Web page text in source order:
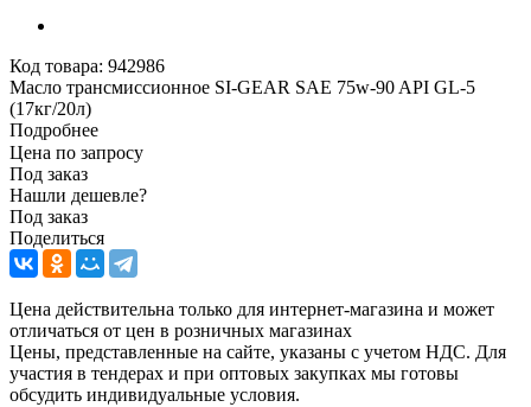
Код товара: 942986
Масло трансмиссионное SI-GEAR SAE 75w-90 API GL-5
(17кг/20л)
Подробнее
Цена по запросу
Под заказ
Нашли дешевле?
Под заказ
Поделиться
Цена действительна только для интернет-магазина и может
отличаться от цен в розничных магазинах
Цены, представленные на сайте, указаны с учетом НДС. Для
участия в тендерах и при оптовых закупках мы готовы
обсудить индивидуальные условия.